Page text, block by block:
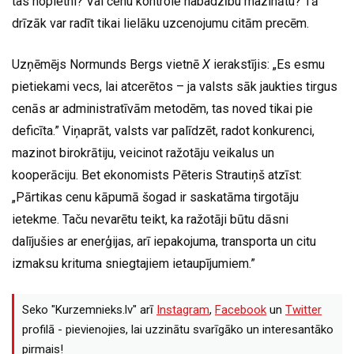
drīzāk var radīt tikai lielāku uzcenojumu citām precēm.
Uzņēmējs Normunds Bergs vietnē X ierakstījis: „Es esmu
pietiekami vecs, lai atcerētos – ja valsts sāk jaukties tirgus
cenās ar administratīvām metodēm, tas noved tikai pie
deficīta.” Viņaprāt, valsts var palīdzēt, radot konkurenci,
mazinot birokrātiju, veicinot ražotāju veikalus un
kooperāciju. Bet ekonomists Pēteris Strautiņš atzīst:
„Pārtikas cenu kāpumā šogad ir saskatāma tirgotāju
ietekme. Taču nevarētu teikt, ka ražotāji būtu dāsni
dalījušies ar enerģijas, arī iepakojuma, transporta un citu
izmaksu krituma sniegtajiem ietaupījumiem.”
Seko "Kurzemnieks.lv" arī Instagram, Facebook un Twitter
profilā - pievienojies, lai uzzinātu svarīgāko un interesantāko
pirmais!